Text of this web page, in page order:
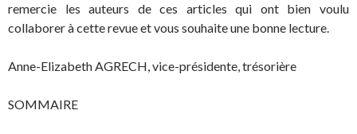
remercie les auteurs de ces articles qui ont bien voulu
collaborer à cette revue et vous souhaite une bonne lecture.
Anne-Elizabeth AGRECH, vice-présidente, trésorière
SOMMAIRE